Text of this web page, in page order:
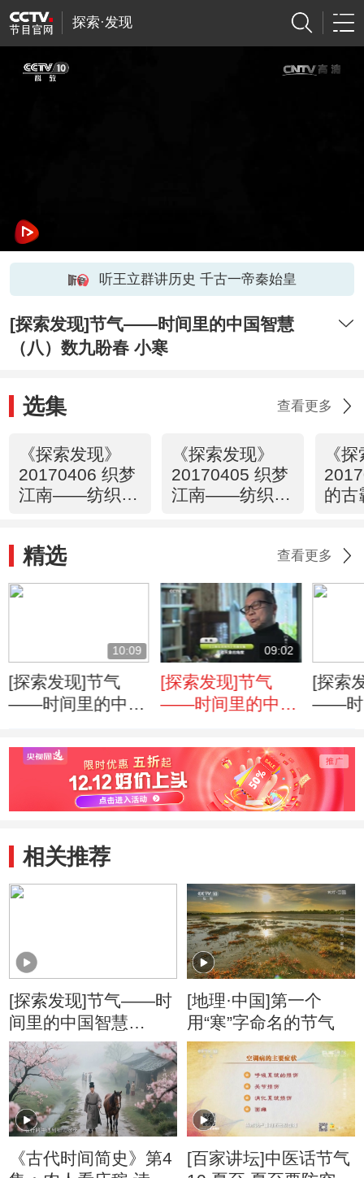
探索·发现
听王立群讲历史 千古一帝秦始皇
[探索发现]节气——时间里的中国智慧
（八）数九盼春 小寒
选集 查看更多
《探索发现》
20170406 织梦
江南——纺织巨
《探索发现》
20170405 织梦
江南——纺织巨
《
的古
精选 查看更多
10:09
[探索发现]节气
——时间里的中国
春 大寒
09:02
[探索发现]节气
——时间里的中国
春 小寒
[探索
——时
春 冬
相关推荐
[探索发现]节气——时
间里的中国智慧
（八）数九盼春 冬至
[地理·中国]第一个
用“寒”字命名的节气
《古代时间简史》第4
[百家讲坛]中医话节气